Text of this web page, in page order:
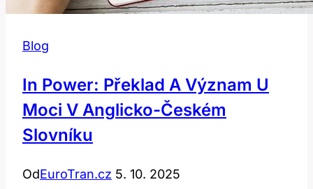
Blog
In Power: Překlad A Význam U
Moci V Anglicko-Českém
Slovníku
OdEuroTran.cz 5. 10. 2025